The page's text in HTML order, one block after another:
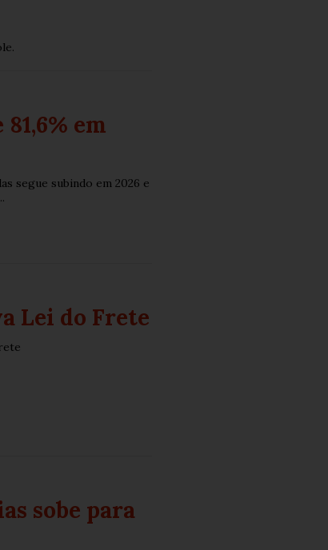
em
segue subindo em 2026 e
Lei do Frete
sobe para